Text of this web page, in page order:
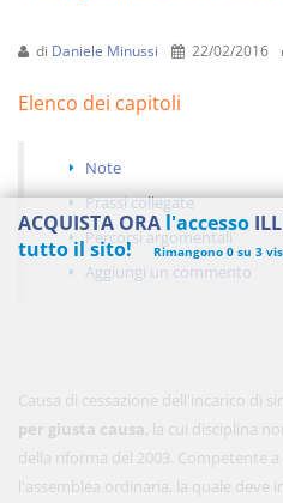
di Daniele Minussi 22/02/2016
Elenco dei capitoli
Note
Prassi collegate
Percorsi argomentali
Aggiungi un commento
Causa di cessazione dell'incarico di
per giusta causa, la cui disciplina
della riforma del 2003. Competente
l'assemblea ordinaria, la quale deve
ACQUISTA ORA l'accesso
tutto il sito!
Rimangono 0 su 3